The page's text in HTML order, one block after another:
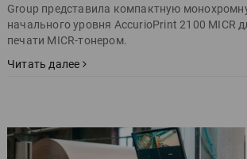
Group представила компактную
начального уровня AccurioPrint 2100 MICR
печати MICR-тонером.
Читать далее